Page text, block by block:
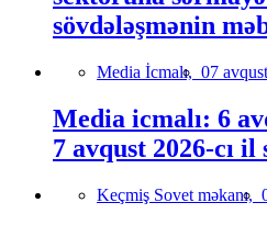
sövdələşmənin
Media İcmalı, 07
Media icmalı: 6
7 avqust 2026-cı il
Keçmiş Sovet məkanı,